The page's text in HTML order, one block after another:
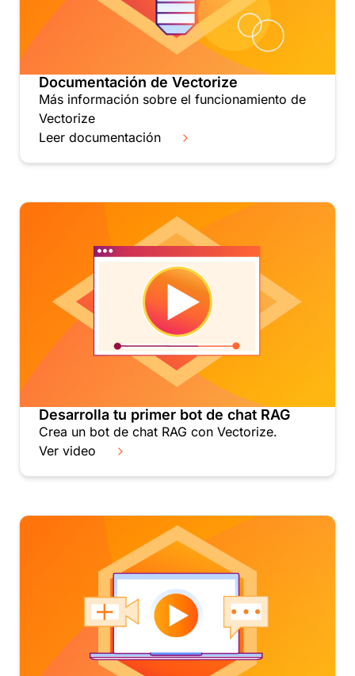
Documentación de Vectorize
Más información sobre el funcionamiento de
Vectorize
Leer documentación
Desarrolla tu primer bot de chat RAG
Crea un bot de chat RAG con Vectorize.
Ver video